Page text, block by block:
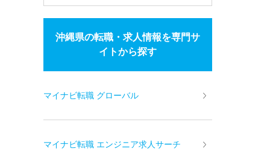
沖縄県の転職・求人情報を専門サ
イトから探す
マイナビ転職 グローバル
マイナビ転職 エンジニア求人サーチ